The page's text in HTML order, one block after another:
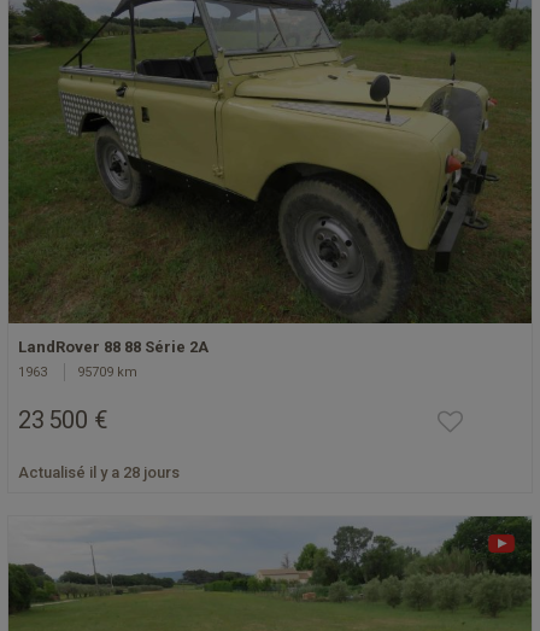
LandRover 88 88 Série 2A
1963 95709 km
23 500 €
Actualisé il y a 28 jours